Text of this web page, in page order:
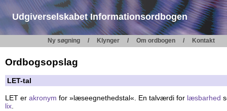
Udgiverselskabet Informationsordbogen
Ny søgning Klynger Om ordbogen Kontakt
Ordbogsopslag
LET-tal
LET er akronym for »læseegnethedstal«. En talværdi for læsbarhed
lix